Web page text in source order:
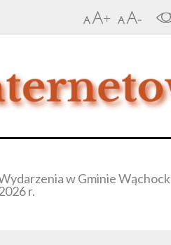
w Gminie Wąchock
r.